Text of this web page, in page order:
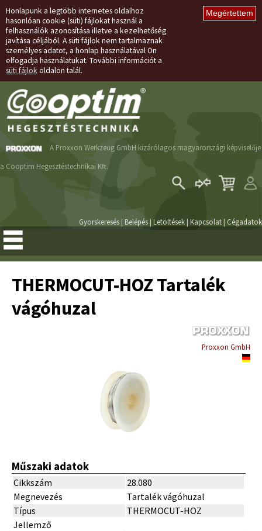
Honlapunk a legtöbb internetes oldalhoz
hasonlóan cookie (süti) fájlokat használ a
felhasználók azonosítása illetve a kezelhetőség
javítása céljából. A süti fájlok nem tartalmaznak
személyes adatot, a honlap használatával Ön
elfogadja használatukat. További információt a
süti fájlok oldalon talál.
A Proxxon Werkzeug GmbH kizárólagos magyarországi képviselője
a Cooptim Hegesztéstechnikai Kft.
Regisztráció
Gyorskeresés | Belépés| Letöltések | Kapcsolat | Cégadatok
THERMOCUT-HOZ Tartalék
vágóhuzal
Proxxon GmbH
Műszaki adatok
Cikkszám
28.080
Megnevezés
Tartalék vágóhuzal
Típus
THERMOCUT-HOZ
Jellemző